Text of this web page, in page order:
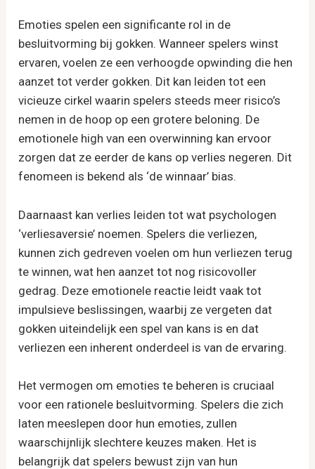
Emoties spelen een significante rol in de
besluitvorming bij gokken. Wanneer spelers winst
ervaren, voelen ze een verhoogde opwinding die hen
aanzet tot verder gokken. Dit kan leiden tot een
vicieuze cirkel waarin spelers steeds meer risico’s
nemen in de hoop op een grotere beloning. De
emotionele high van een overwinning kan ervoor
zorgen dat ze eerder de kans op verlies negeren. Dit
fenomeen is bekend als ‘de winnaar’ bias.
Daarnaast kan verlies leiden tot wat psychologen
‘verliesaversie’ noemen. Spelers die verliezen,
kunnen zich gedreven voelen om hun verliezen terug
te winnen, wat hen aanzet tot nog risicovoller
gedrag. Deze emotionele reactie leidt vaak tot
impulsieve beslissingen, waarbij ze vergeten dat
gokken uiteindelijk een spel van kans is en dat
verliezen een inherent onderdeel is van de ervaring.
Het vermogen om emoties te beheren is cruciaal
voor een rationele besluitvorming. Spelers die zich
laten meeslepen door hun emoties, zullen
waarschijnlijk slechtere keuzes maken. Het is
belangrijk dat spelers bewust zijn van hun